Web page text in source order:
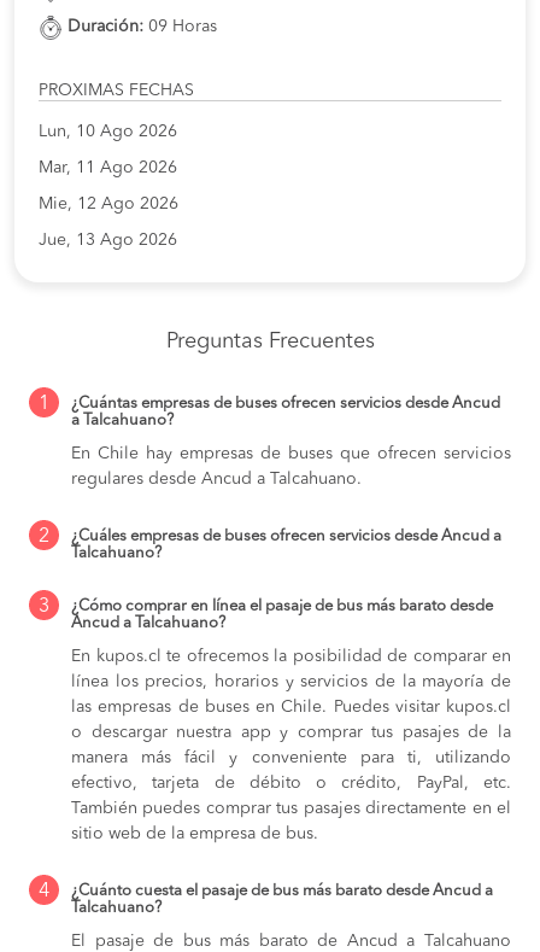
Duración: 09 Horas
PROXIMAS FECHAS
Lun, 10 Ago 2026
Mar, 11 Ago 2026
Mie, 12 Ago 2026
Jue, 13 Ago 2026
Preguntas Frecuentes
1
¿Cuántas empresas de buses ofrecen servicios desde Ancud
a Talcahuano?
En Chile hay empresas de buses que ofrecen servicios
regulares desde Ancud a Talcahuano.
2
¿Cuáles empresas de buses ofrecen servicios desde Ancud a
Talcahuano?
3
¿Cómo comprar en línea el pasaje de bus más barato desde
Ancud a Talcahuano?
En kupos.cl te ofrecemos la posibilidad de comparar en
línea los precios, horarios y servicios de la mayoría de
las empresas de buses en Chile. Puedes visitar kupos.cl
o descargar nuestra app y comprar tus pasajes de la
manera más fácil y conveniente para ti, utilizando
efectivo, tarjeta de débito o crédito, PayPal, etc.
También puedes comprar tus pasajes directamente en el
sitio web de la empresa de bus.
4
¿Cuánto cuesta el pasaje de bus más barato desde Ancud a
Talcahuano?
El pasaje de bus más barato de Ancud a Talcahuano